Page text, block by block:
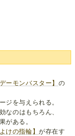
デーモンバスター】 の
ジを与えられる。
なのはもちろん、
がある。
よけの指輪】が存在す